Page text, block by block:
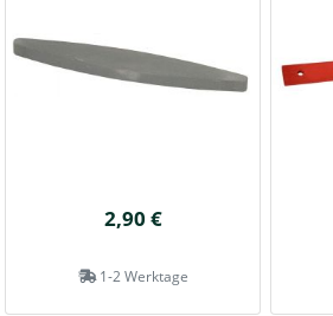
2,90 €
1-2 Werktage